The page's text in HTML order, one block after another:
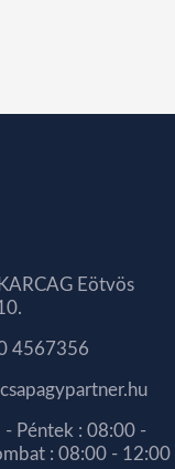
Eötvös
4567356
- Péntek : 08:00 -
: 08:00 - 12:00